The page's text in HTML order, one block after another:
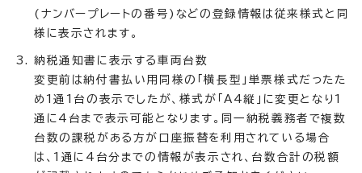
(ナンバープレートの番号)などの登録情報は従来様式と同
様に表示されます。
納税通知書に表示する車両台数
変更前は納付書払い用同様の「横長型」単票様式だったた
め1通1台の表示でしたが、様式が「A4縦」に変更となり1
通に4台まで表示可能となります。同一納税義務者で複数
台数の課税がある方が口座振替を利用されている場合
は、1通に4台分までの情報が表示され、台数合計の税額